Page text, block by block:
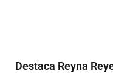
Destaca Reyna